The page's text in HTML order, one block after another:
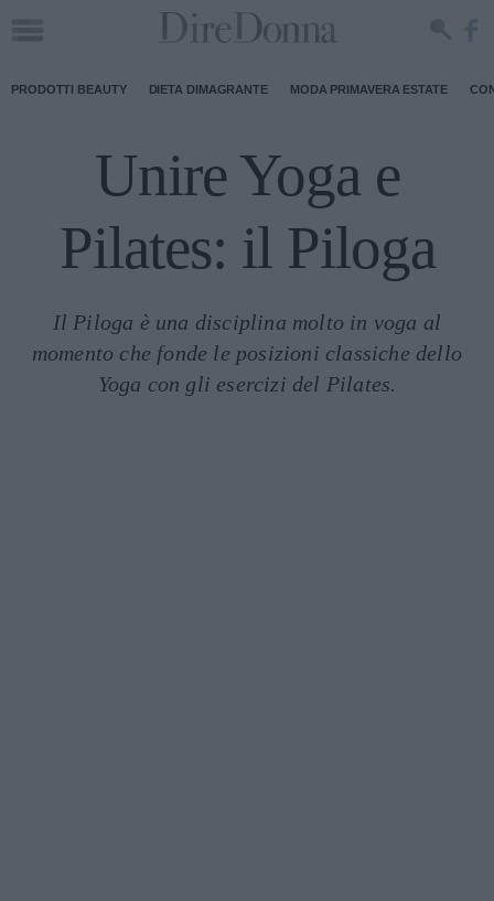
PRODOTTI BEAUTY DIETA DIMAGRANTE MODA PRIMAVERA ESTATE
Unire Yoga e
Pilates: il Piloga
Il Piloga è una disciplina molto in voga al
momento che fonde le posizioni classiche dello
Yoga con gli esercizi del Pilates.